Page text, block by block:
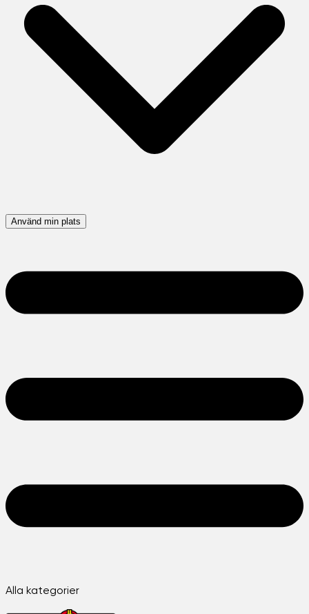
Använd min plats
Alla kategorier